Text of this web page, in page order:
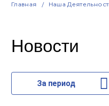
Главная Наша
Новости
За период